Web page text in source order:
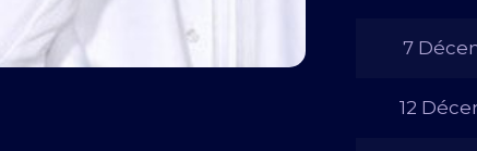
7
12